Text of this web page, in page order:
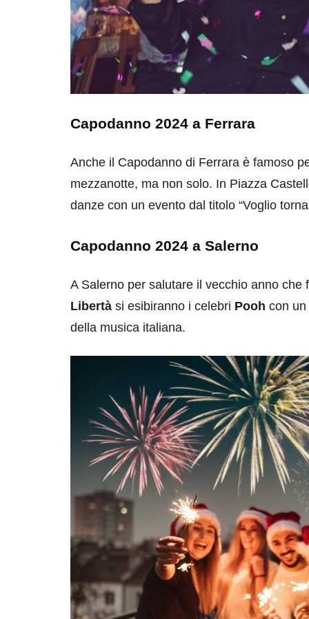
Capodanno 2024 a Ferrara
Anche il Capodanno di Ferrara è famoso
mezzanotte, ma non solo. In Piazza
danze con un evento dal titolo “Voglio
Capodanno 2024 a Salerno
A Salerno per salutare il vecchio anno
Libertà si esibiranno i celebri Pooh con
della musica italiana.